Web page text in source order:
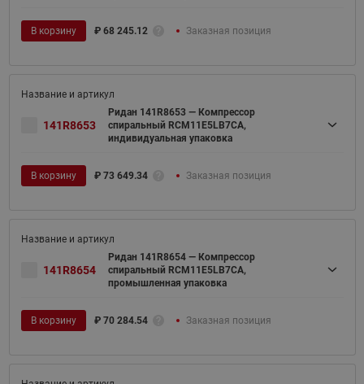
В корзину ₽ 68 245.12 Заказная позиция
141R8653
Ридан 141R8653 — Компрессор
спиральный RCM11E5LB7CA,
индивидуальная упаковка
В корзину ₽ 73 649.34 Заказная позиция
141R8654
Ридан 141R8654 — Компрессор
спиральный RCM11E5LB7CA,
промышленная упаковка
В корзину ₽ 70 284.54 Заказная позиция